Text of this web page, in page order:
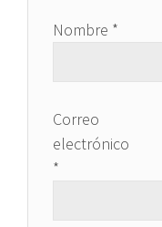
Nombre *
Correo
electrónico
*